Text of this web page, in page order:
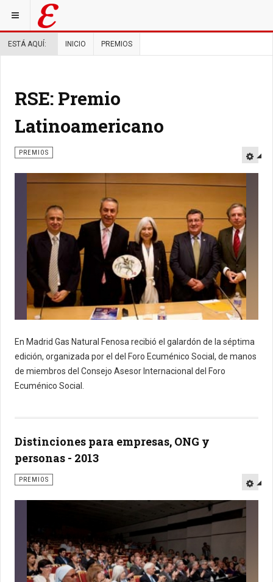
ESTÁ AQUÍ: INICIO PREMIOS
RSE: Premio
Latinoamericano
PREMIOS
En Madrid Gas Natural Fenosa recibió el galardón de la séptima
edición, organizada por el del Foro Ecuménico Social, de manos
de miembros del Consejo Asesor Internacional del Foro
Ecuménico Social.
Distinciones para empresas, ONG y
personas - 2013
PREMIOS